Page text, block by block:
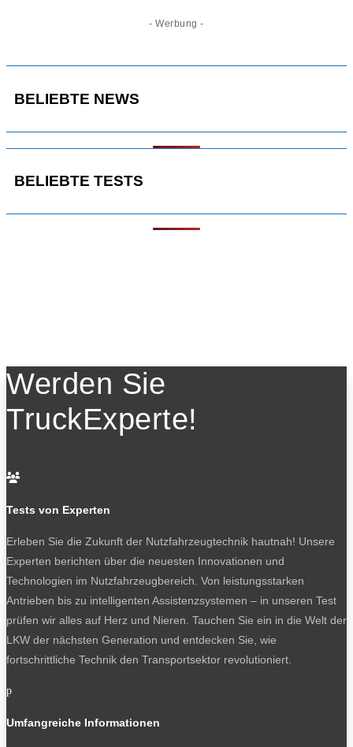
- Werbung -
BELIEBTE NEWS
BELIEBTE TESTS
Werden Sie
TruckExperte!

Tests von Experten
Erleben Sie die Zukunft der Nutzfahrzeugtechnik hautnah! Unsere
Experten berichten über die neuesten Innovationen und
Technologien im Nutzfahrzeugbereich. Von leistungsstarken
Antrieben bis zu intelligenten Assistenzsystemen – in unseren Test
prüfen wir alles auf Herz und Nieren. Tauchen Sie ein in die Welt der
LKW der nächsten Generation und entdecken Sie, wie
fortschrittliche Technik den Transportsektor revolutioniert.
p
Umfangreiche Informationen